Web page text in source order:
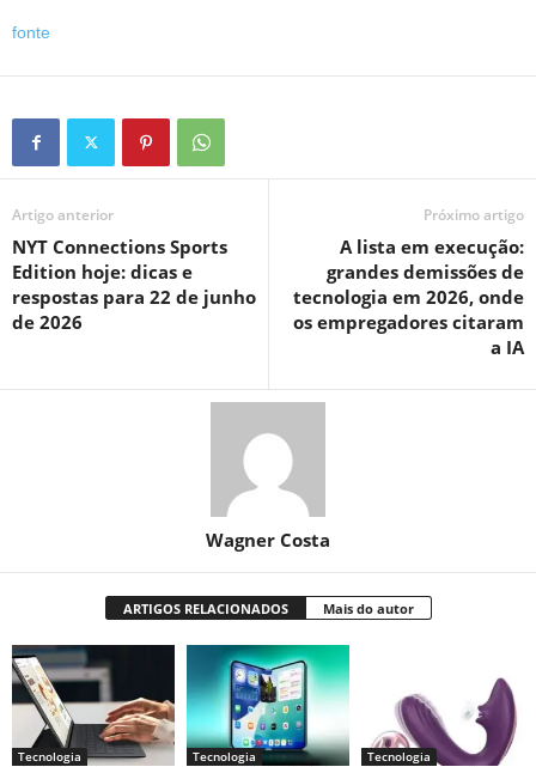
fonte
Artigo anterior
NYT Connections Sports
Edition hoje: dicas e
respostas para 22 de junho
de 2026
Próximo artigo
A lista em execução:
grandes demissões de
tecnologia em 2026, onde
os empregadores citaram
a IA
Wagner Costa
ARTIGOS RELACIONADOS Mais do autor
Tecnologia Tecnologia Tecnologia